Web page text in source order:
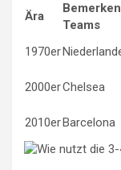
Ära
Teams
1970er
2000erChelsea
2010erBarcelona